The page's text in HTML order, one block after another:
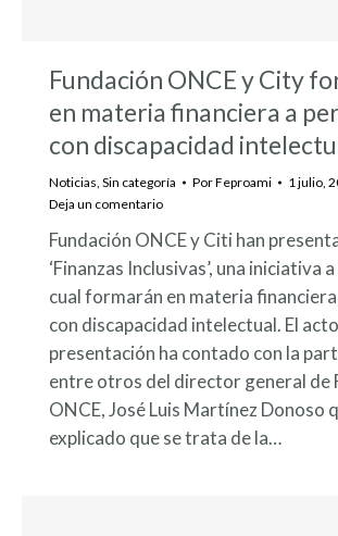
Fundación ONCE y City
en materia financiera a
con discapacidad
Noticias Sin categoría PorFeproami
1 julio,
Deja un comentario
Fundación ONCE y Citi han
‘Finanzas Inclusivas’, una iniciativa
cual formarán en materia
con discapacidad intelectual. El
presentación ha contado con la
entre otros del director general de
ONCE, José Luis Martínez Donoso
explicado que se trata de la…